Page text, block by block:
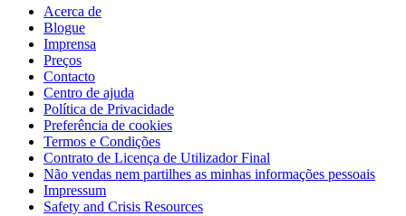
Acerca de
Blogue
Imprensa
Preços
Contacto
Centro de ajuda
Política de Privacidade
Preferência de cookies
Termos e Condições
Contrato de Licença de Utilizador Final
Não vendas nem partilhes as minhas informações pessoais
Impressum
Safety and Crisis Resources